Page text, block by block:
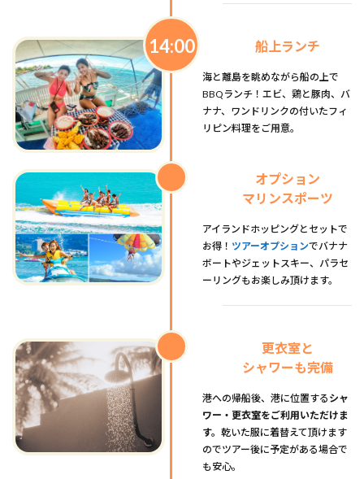
14:00 船上ランチ
海と離島を眺めながら船の上で
BBQランチ！エビ、鶏と豚肉、バ
ナナ、ワンドリンクの付いたフィ
リピン料理をご用意。
オプション
マリンスポーツ
アイランドホッピングとセットで
お得！ ツアーオプションでバナナ
ボートやジェットスキー、パラセ
ーリングもお楽しみ頂けます。
更衣室と
シャワーも完備
港への帰船後、港に位置する シャ
ワー・更衣室をご利用いただけま
す。 乾いた服に着替えて頂けます
のでツアー後に予定がある場合で
も安心。